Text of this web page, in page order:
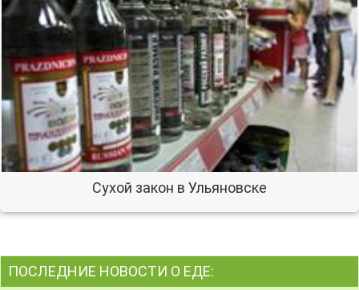
Сухой закон в Ульяновске
ПОСЛЕДНИЕ НОВОСТИ О ЕДЕ: